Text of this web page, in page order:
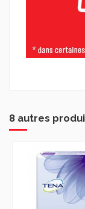
8 autres